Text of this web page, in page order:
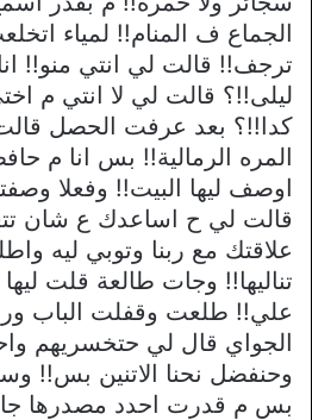
الجماع ف المنام!! لمياء
ترجف!! قالت لي انتي منو!!
ليلى!!؟ قالت لي لا انتي م
كدا!!؟ بعد عرفت الحصل
المره الرمالية!! بس انا م
اوصف ليها البيت!! وفعلا
قالت لي ح اساعدك ع شان
علاقتك مع ربنا وتوبي ليه
تناليها!! وجات طالعة قلت
علي!! طلعت وقفلت الباب
الجواي قال لي حتخسريهم
وحنفضل نحنا الاتنين
بس م قدرت احدد مصدرها